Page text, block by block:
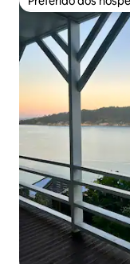
Preferido dos